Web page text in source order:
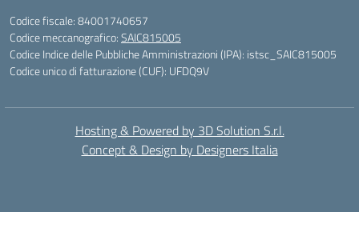
Codice fiscale: 84001740657
Codice meccanografico:SAIC815005
Codice Indice delle Pubbliche Amministrazioni (IPA): istsc_SAIC815005
Codice unico di fatturazione (CUF): UFDQ9V
Hosting & Powered by 3D Solution S.r.l.
Concept & Design by Designers Italia